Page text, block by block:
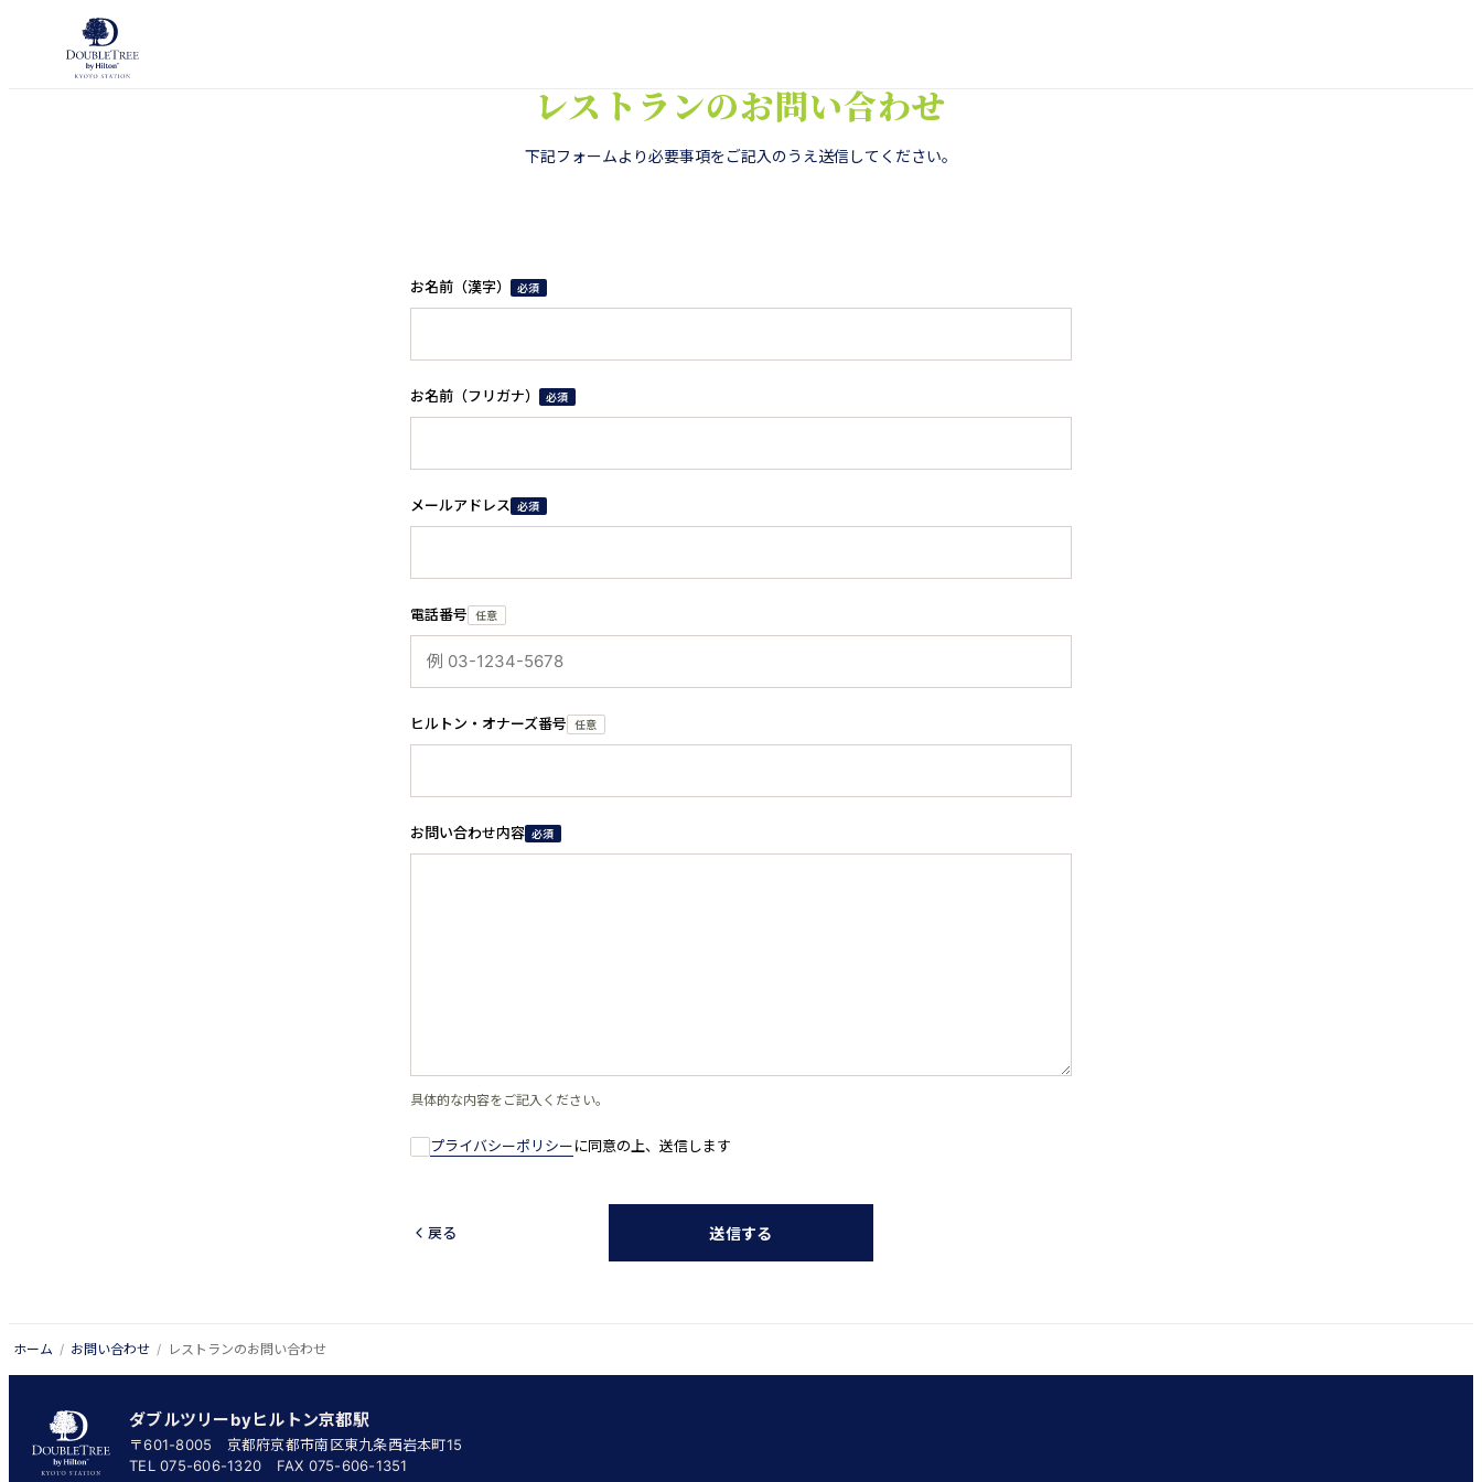
レストランの​お問い​合わせ
下記フォームより​必要事項を​ご記入のうえ送信してください。
お名前（漢字） 必須
お名前（フリガナ） 必須
メールアドレス 必須
電話番号 任意
ヒルトン・オナーズ番号 任意
お問い合わせ内容 必須
具体的な内容をご記入ください。
プライバシーポリシーに同意の上、送信します
戻る
ホーム お問い合わせ レストランのお問い合わせ
ダブルツリーbyヒルトン京都駅
〒601-8005 京都府京都市南区東九条西岩本町15
TEL075-606-1320 FAX 075-606-1351